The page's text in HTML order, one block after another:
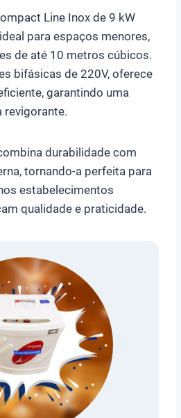
Line Inox de 9 kW
para espaços menores,
de até 10 metros cúbicos.
bifásicas de 220V, oferece
garantindo uma
revigorante.
durabilidade com
tornando-a perfeita para
estabelecimentos
qualidade e praticidade.